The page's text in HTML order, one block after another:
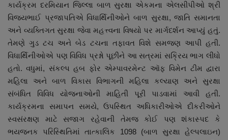
રાશિફળ
ગુનાખોરી
બોલિવૂડ
સ્વાસ્થ્ય
કાર્યક્રમ દરમિયાન જિલ્લા બાળ સુરક્ષા એકમના એલસીપીઓ શ્રી
વિજયભાઈ પ્રજાપતિએ વિધાર્થિનીઓને બાળ સુરક્ષા, જાતિ સમાનતા
અને વ્યક્તિગત સુરક્ષા જેવા મહત્ત્વના વિષયો પર માર્ગદર્શન આપ્યું હતું.
તેમણે ગુડ ટચ અને બેડ ટચના તફાવત વિશે સમજણ આપી હતી.
વિધાર્થિનીઓએ પણ વિવિધ પ્રશ્નો પૂછીને આ સત્રમાં સક્રિય ભાગ લીધો
હતો. વધુમાં, સંકલ્પ હબ ફોર એમ્પાવરમેન્ટ ઑફ વિમેન ટીમ દ્વારા
મહિલા અને બાળ વિકાસ વિભાગની મહિલા કલ્યાણ અને સુરક્ષા
સંબંધિત વિવિધ યોજનાઓની માહિતી પૂરી પાડવામાં આવી હતી.
કાર્યક્રમના સમાપન સમયે, ઉપસ્થિત અધિકારીઓએ દીકરીઓને
સ્વસંરક્ષણ માટે સજાગ રહેવાની તેમજ કોઈ પણ શંકાસ્પદ કે
ભયજનક પરિસ્થિતિમાં તાત્કાલિક 1098 (બાળ સુરક્ષા હેલ્પલાઇન)